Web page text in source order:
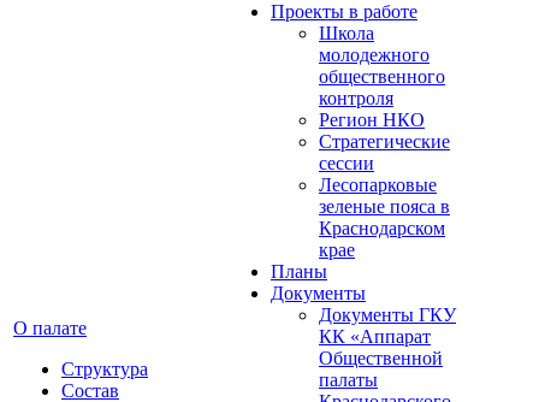
О палате
Структура
Состав
Проекты в работе
Школа
молодежного
общественного
контроля
Регион НКО
Стратегические
сессии
Лесопарковые
зеленые пояса в
Краснодарском
крае
Планы
Документы
Документы ГКУ
КК «Аппарат
Общественной
палаты